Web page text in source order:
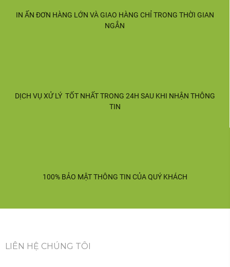
IN ẤN ĐƠN HÀNG LỚN VÀ GIAO HÀNG CHỈ TRONG THỜI GIAN
NGẮN
DỊCH VỤ XỬ LÝ TỐT NHẤT TRONG 24H SAU KHI NHẬN THÔNG
TIN
100% BẢO MẬT THÔNG TIN CỦA QUÝ KHÁCH
LIÊN HỆ CHÚNG TÔI